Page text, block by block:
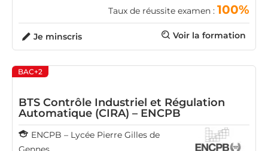
Taux de réussite examen : 100%
Voir la formation
Je minscris
BAC+2
BTS Contrôle Industriel et Régulation
Automatique (CIRA) – ENCPB
ENCPB – Lycée Pierre Gilles de